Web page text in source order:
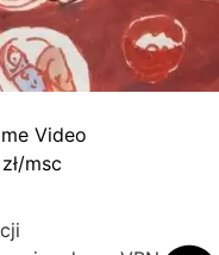
Video
msc